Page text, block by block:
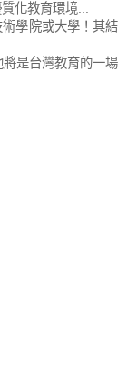
化教育環境...
學院或大學！其結
是台灣教育的一場